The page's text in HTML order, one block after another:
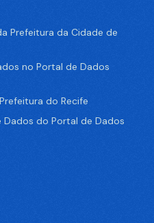
Prefeitura da Cidade de
no Portal de Dados
do Recife
do Portal de Dados